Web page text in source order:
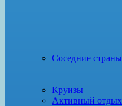
Соседние страны
Круизы
Активный отдых